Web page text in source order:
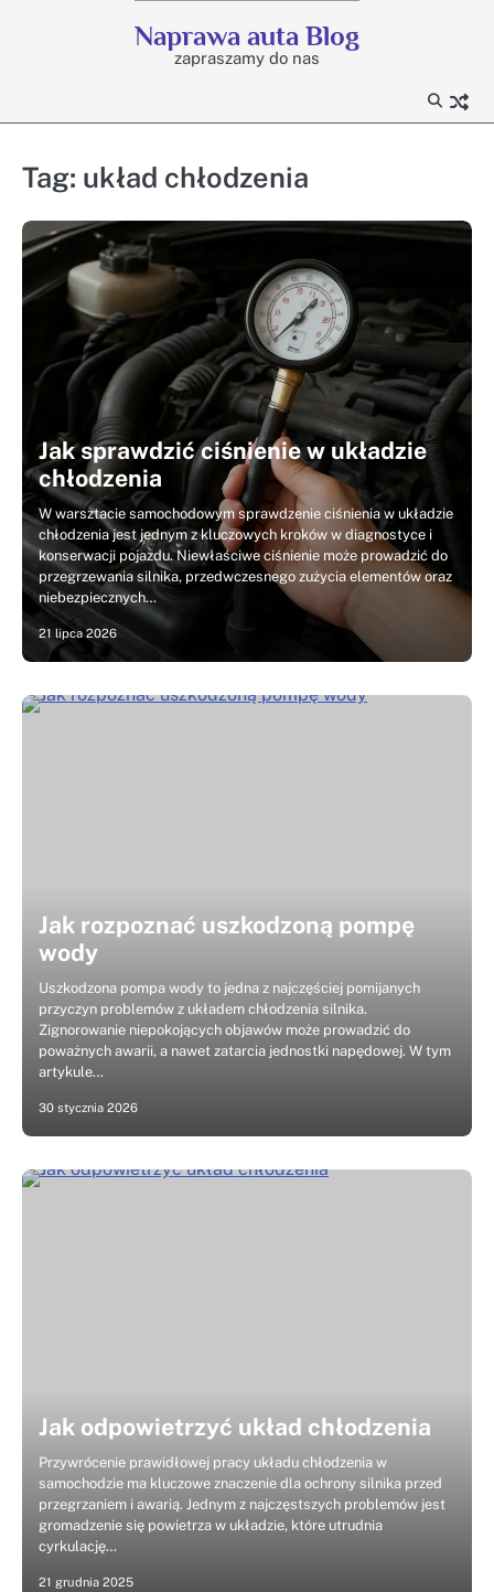
Naprawa auta Blog
zapraszamy do nas
Tag: układ chłodzenia
Jak sprawdzić ciśnienie w układzie
chłodzenia
W warsztacie samochodowym sprawdzenie ciśnienia w układzie
chłodzenia jest jednym z kluczowych kroków w diagnostyce i
konserwacji pojazdu. Niewłaściwe ciśnienie może prowadzić do
przegrzewania silnika, przedwczesnego zużycia elementów oraz
niebezpiecznych…
21 lipca 2026
Jak rozpoznać uszkodzoną pompę
wody
Uszkodzona pompa wody to jedna z najczęściej pomijanych
przyczyn problemów z układem chłodzenia silnika.
Zignorowanie niepokojących objawów może prowadzić do
poważnych awarii, a nawet zatarcia jednostki napędowej. W tym
artykule…
30 stycznia 2026
Jak odpowietrzyć układ chłodzenia
Przywrócenie prawidłowej pracy układu chłodzenia w
samochodzie ma kluczowe znaczenie dla ochrony silnika przed
przegrzaniem i awarią. Jednym z najczęstszych problemów jest
gromadzenie się powietrza w układzie, które utrudnia
cyrkulację…
21 grudnia 2025